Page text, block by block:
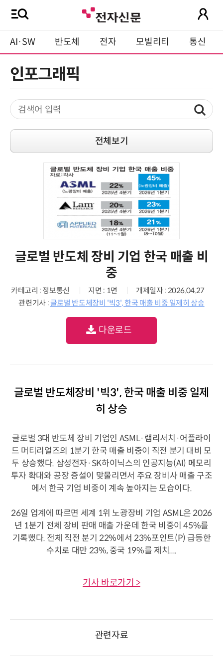
AI·SW 반도체 전자 모빌리티 통신
인포그래픽
전체보기
글로벌 반도체 장비 기업 한국 매출 비
중
카테고리 : 정보통신 지면 : 1면
개제일자 : 2026.04.27
관련기사 : 글로벌 반도체장비 '빅3', 한국 매출 비중 일제히 상승
다운로드
글로벌 반도체장비 '빅3', 한국 매출 비중 일제
히 상승
글로벌 3대 반도체 장비 기업인 ASML·램리서치·어플라이
드 머티리얼즈의 1분기 한국 매출 비중이 직전 분기 대비 모
두 상승했다. 삼성전자·SK하이닉스의 인공지능(AI) 메모리
투자 확대와 공장 증설이 맞물리면서 주요 장비사 매출 구조
에서 한국 기업 비중이 계속 높아지는 모습이다.
26일 업계에 따르면 세계 1위 노광장비 기업 ASML은 2026
년 1분기 전체 장비 판매 매출 가운데 한국 비중이 45%를
기록했다. 전체 직전 분기 22%에서 23%포인트(P) 급등한
수치로 대만 23%, 중국 19%를 제치....
기사 바로가기 >
관련자료